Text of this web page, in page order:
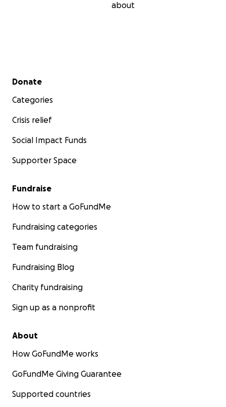
about
Secondary menu
Donate
Categories
Crisis relief
Social Impact Funds
Supporter Space
Fundraise
How to start a GoFundMe
Fundraising categories
Team fundraising
Fundraising Blog
Charity fundraising
Sign up as a nonprofit
About
How GoFundMe works
GoFundMe Giving Guarantee
Supported countries